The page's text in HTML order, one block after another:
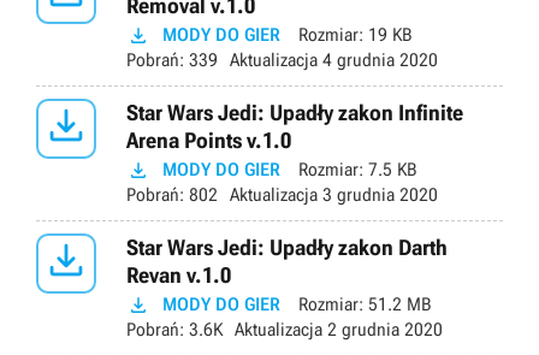
Removal v.1.0
 MODY DO GIER Rozmiar: 19 KB
Pobrań: 339 Aktualizacja 4 grudnia 2020

Star Wars Jedi: Upadły zakon Infinite
Arena Points v.1.0
 MODY DO GIER Rozmiar: 7.5 KB
Pobrań: 802 Aktualizacja 3 grudnia 2020

Star Wars Jedi: Upadły zakon Darth
Revan v.1.0
 MODY DO GIER Rozmiar: 51.2 MB
Pobrań: 3.6K Aktualizacja 2 grudnia 2020